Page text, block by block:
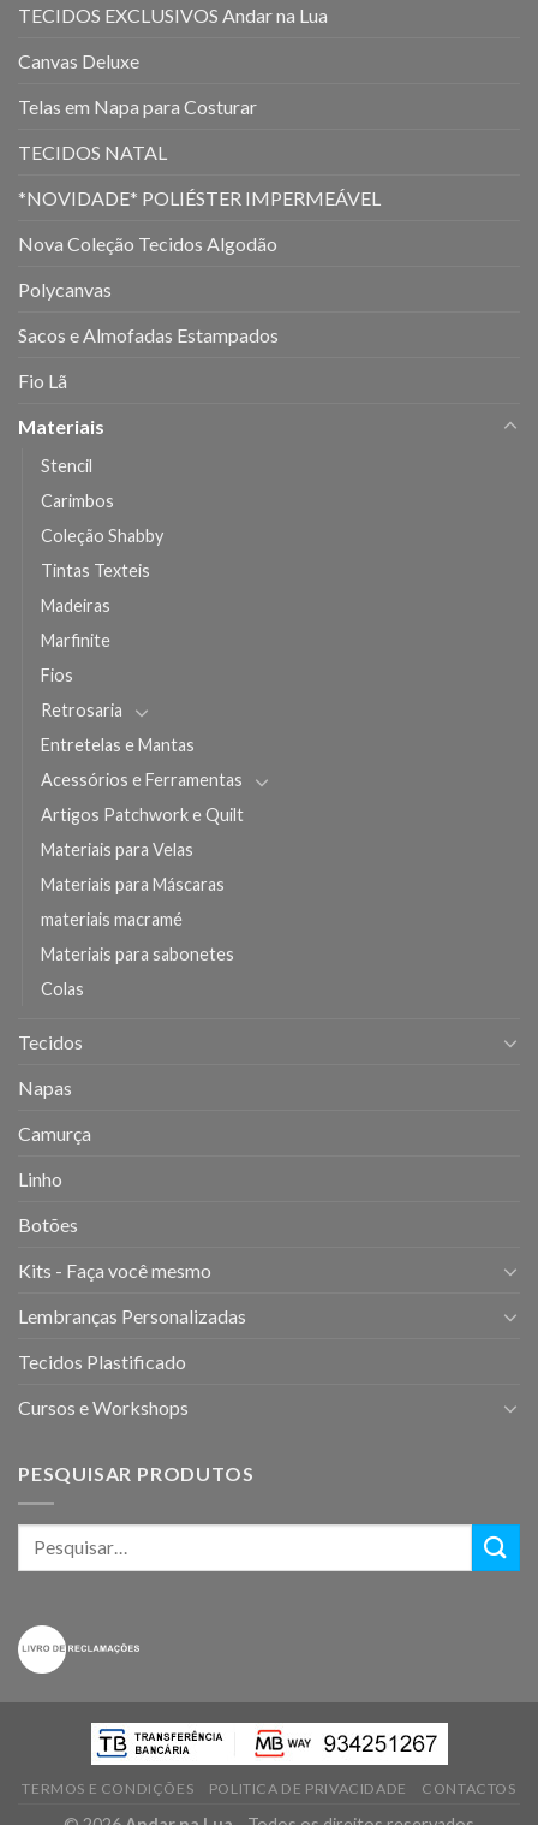
TECIDOS EXCLUSIVOS Andar na Lua
Canvas Deluxe
Telas em Napa para Costurar
TECIDOS NATAL
*NOVIDADE* POLIÉSTER IMPERMEÁVEL
Nova Coleção Tecidos Algodão
Polycanvas
Sacos e Almofadas Estampados
Fio Lã
Materiais
Stencil
Carimbos
Coleção Shabby
Tintas Texteis
Madeiras
Marfinite
Fios
Retrosaria
Entretelas e Mantas
Acessórios e Ferramentas
Artigos Patchwork e Quilt
Materiais para Velas
Materiais para Máscaras
materiais macramé
Materiais para sabonetes
Colas
Tecidos
Napas
Camurça
Linho
Botões
Kits - Faça você mesmo
Lembranças Personalizadas
Tecidos Plastificado
Cursos e Workshops
PESQUISAR PRODUTOS
TERMOS E CONDIÇÕES POLITICA DE PRIVACIDADE CONTACTOS